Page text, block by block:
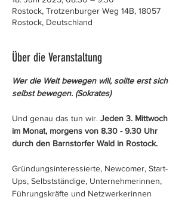
Rostock, Trotzenburger Weg 14B, 18057
Rostock, Deutschland
Über die Veranstaltung
Wer die Welt bewegen will, sollte erst sich
selbst bewegen. (Sokrates)
Und genau das tun wir. Jeden 3. Mittwoch
im Monat, morgens von 8.30 - 9.30 Uhr
durch den Barnstorfer Wald in Rostock.
Gründungsinteressierte, Newcomer, Start-
Ups, Selbstständige, Unternehmerinnen,
Führungskräfte und Netzwerkerinnen